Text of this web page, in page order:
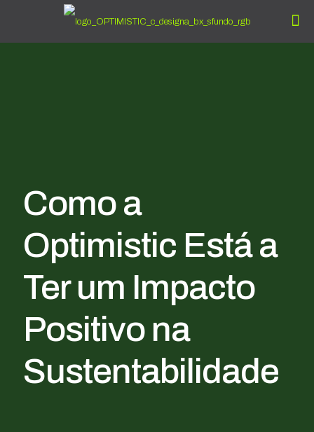
Como a
Optimistic Está a
Ter um Impacto
Positivo na
Sustentabilidade